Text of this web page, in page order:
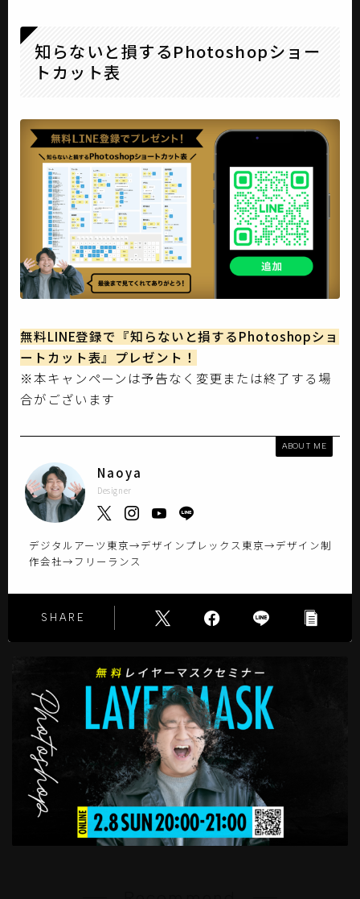
知らないと損するPhotoshopショー
トカット表
無料LINE登録で『知らないと損するPhotoshopショ
ートカット表』プレゼント！
※本キャンペーンは予告なく変更または終了する場
合がございます
ABOUT ME
Naoya
Designer
デジタルアーツ東京→デザインプレックス東京→デザイン制
作会社→フリーランス
SHARE